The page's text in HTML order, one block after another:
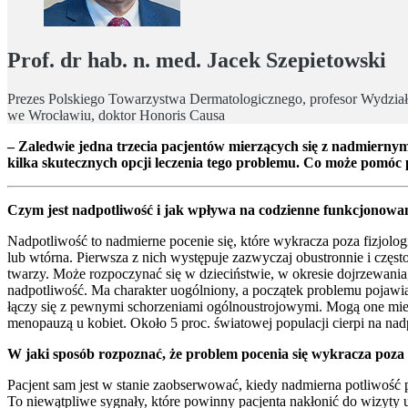
Prof. dr hab. n. med. Jacek Szepietowski
Prezes Polskiego Towarzystwa Dermatologicznego, profesor
we Wrocławiu, doktor Honoris Causa
– Zaledwie jedna trzecia pacjentów mierzących się z
kilka skutecznych opcji leczenia tego problemu. Co może
Czym jest nadpotliwość i jak wpływa na codzienne
Nadpotliwość to nadmierne pocenie się, które wykracza poza
lub wtórna. Pierwsza z nich występuje zazwyczaj obustronnie i
twarzy. Może rozpoczynać się w dzieciństwie, w okresie
nadpotliwość. Ma charakter uogólniony, a początek problemu
łączy się z pewnymi schorzeniami ogólnoustrojowymi. Mogą one
menopauzą u kobiet. Około 5 proc. światowej populacji cierpi na
W jaki sposób rozpoznać, że problem pocenia się wykracza
Pacjent sam jest w stanie zaobserwować, kiedy nadmierna
To niewątpliwe sygnały, które powinny pacjenta nakłonić do wizyty